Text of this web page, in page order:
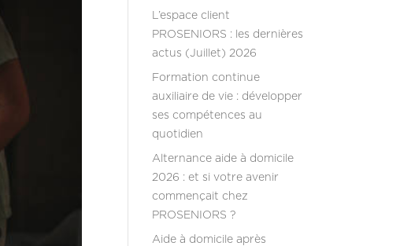
L’espace client
PROSENIORS : les dernières
actus (Juillet) 2026
Formation continue
auxiliaire de vie : développer
ses compétences au
quotidien
Alternance aide à domicile
2026 : et si votre avenir
commençait chez
PROSENIORS ?
Aide à domicile après